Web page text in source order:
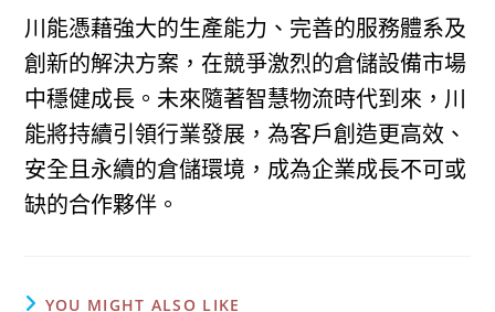
川能憑藉強大的生產能力、完善的服務體系及
創新的解決方案，在競爭激烈的倉儲設備市場
中穩健成長。未來隨著智慧物流時代到來，川
能將持續引領行業發展，為客戶創造更高效、
安全且永續的倉儲環境，成為企業成長不可或
缺的合作夥伴。
YOU MIGHT ALSO LIKE